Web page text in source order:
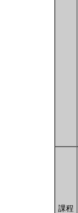
課程